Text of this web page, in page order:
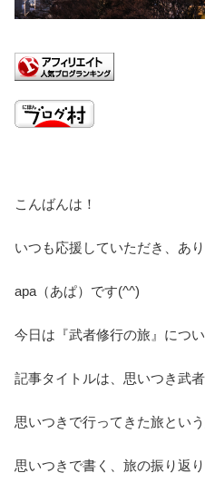
こんばんは！
いつも応援していただき、あ
apa（あぱ）です(^^)
今日は『武者修行の旅』につ
記事タイトルは、思いつき武
思いつきで行ってきた旅とい
思いつきで書く、旅の振り返